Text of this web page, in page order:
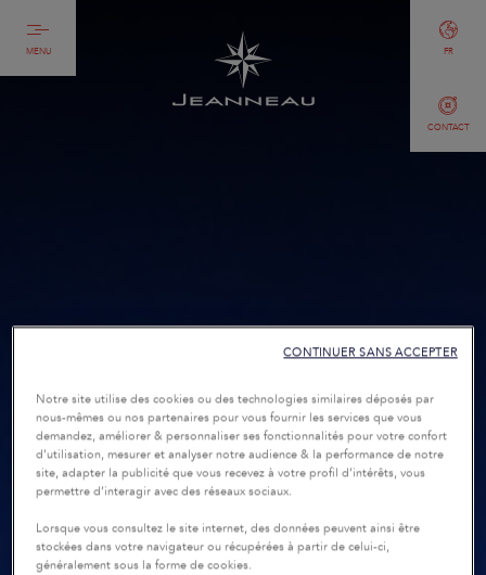
MENU
CONTACT
FR
Notre site utilise des cookies ou des technologies similaires déposés par
nous-mêmes ou nos partenaires pour vous fournir les services que vous
demandez, améliorer & personnaliser ses fonctionnalités pour votre confort
d’utilisation, mesurer et analyser notre audience & la performance de notre
site, adapter la publicité que vous recevez à votre profil d’intérêts, vous
permettre d’interagir avec des réseaux sociaux.
Lorsque vous consultez le site internet, des données peuvent ainsi être
stockées dans votre navigateur ou récupérées à partir de celui-ci,
généralement sous la forme de cookies.
CONTINUER SANS ACCEPTER